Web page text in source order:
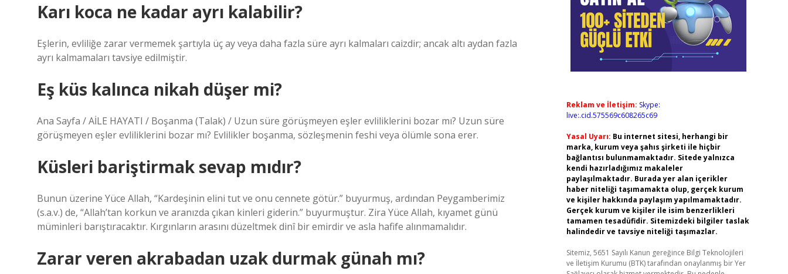
Karı koca ne kadar ayrı kalabilir?
Eşlerin, evliliğe zarar vermemek şartıyla üç ay veya daha fazla süre ayrı kalmaları caizdir; ancak altı aydan fazla
ayrı kalmamaları tavsiye edilmiştir.
Eş küs kalınca nikah düşer mi?
Ana Sayfa / AİLE HAYATI / Boşanma (Talak) / Uzun süre görüşmeyen eşler evliliklerini bozar mı? Uzun süre
görüşmeyen eşler evliliklerini bozar mı? Evlilikler boşanma, sözleşmenin feshi veya ölümle sona erer.
Küsleri bariştirmak sevap mıdır?
Bunun üzerine Yüce Allah, “Kardeşinin elini tut ve onu cennete götür.” buyurmuş, ardından Peygamberimiz
(s.a.v.) de, “Allah’tan korkun ve aranızda çıkan kinleri giderin.” buyurmuştur. Zira Yüce Allah, kıyamet günü
müminleri barıştıracaktır. Kırgınların arasını düzeltmek dinî bir emirdir ve asla hafife alınmamalıdır.
Zarar veren akrabadan uzak durmak günah mı?
Reklam ve İletişim: Skype:
live:.cid.575569c608265c69
Yasal Uyarı: Bu internet sitesi, herhangi bir
marka, kurum veya şahıs şirketi ile hiçbir
bağlantısı bulunmamaktadır. Sitede yalnızca
kendi hazırladığımız makaleler
paylaşılmaktadır. Burada yer alan içerikler
haber niteliği taşımamakta olup, gerçek kurum
ve kişiler hakkında paylaşım yapılmamaktadır.
Gerçek kurum ve kişiler ile isim benzerlikleri
tamamen tesadüfidir. Sitemizdeki bilgiler taslak
halindedir ve tavsiye niteliği taşımazlar.
Sitemiz, 5651 Sayılı Kanun gereğince Bilgi Teknolojileri
ve İletişim Kurumu (BTK) tarafından onaylanmış bir Yer